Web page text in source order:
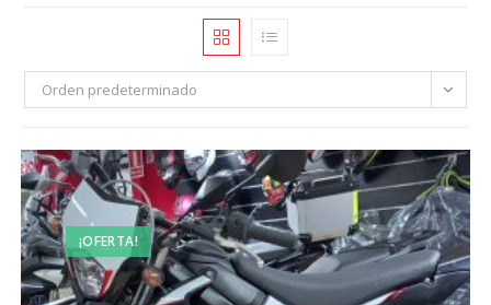
Orden predeterminado
¡OFERTA!